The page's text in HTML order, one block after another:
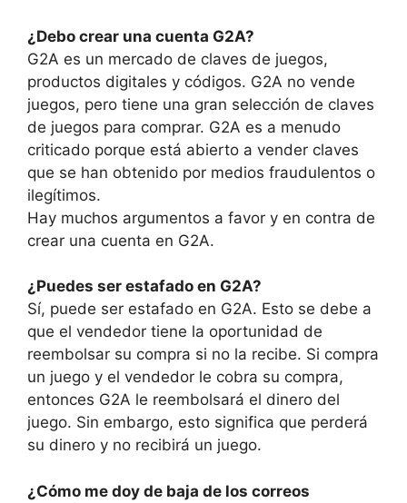
¿Debo crear una cuenta G2A?
G2A es un mercado de claves de juegos,
productos digitales y códigos. G2A no vende
juegos, pero tiene una gran selección de claves
de juegos para comprar. G2A es a menudo
criticado porque está abierto a vender claves
que se han obtenido por medios fraudulentos o
ilegítimos.
Hay muchos argumentos a favor y en contra de
crear una cuenta en G2A.
¿Puedes ser estafado en G2A?
Sí, puede ser estafado en G2A. Esto se debe a
que el vendedor tiene la oportunidad de
reembolsar su compra si no la recibe. Si compra
un juego y el vendedor le cobra su compra,
entonces G2A le reembolsará el dinero del
juego. Sin embargo, esto significa que perderá
su dinero y no recibirá un juego.
¿Cómo me doy de baja de los correos